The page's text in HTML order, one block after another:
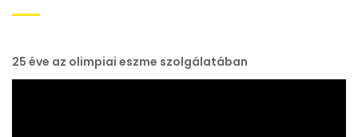
25 éve az olimpiai eszme szolgálatában